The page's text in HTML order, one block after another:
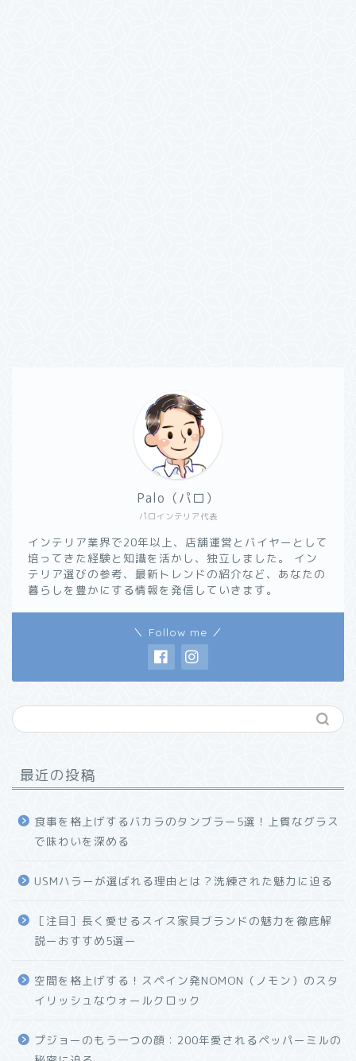
パロインテリア代表
Palo（パロ）
インテリア業界で20年以上、店舗運営とバイヤーとして
培ってきた経験と知識を活かし、独立しました。 イン
テリア選びの参考、最新トレンドの紹介など、あなたの
暮らしを豊かにする情報を発信していきます。
＼ Follow me ／
最近の投稿
食事を格上げするバカラのタンブラー5選！上質なグラス
で味わいを深める
USMハラーが選ばれる理由とは？洗練された魅力に迫る
［注目］長く愛せるスイス家具ブランドの魅力を徹底解
説ーおすすめ5選ー
空間を格上げする！スペイン発NOMON（ノモン）のスタ
イリッシュなウォールクロック
プジョーのもう一つの顔：200年愛されるペッパーミルの